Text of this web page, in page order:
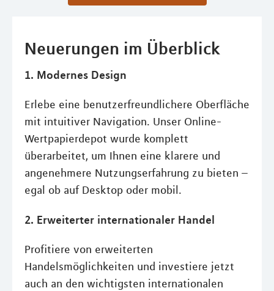
Neuerungen im Überblick
1. Modernes Design
Erlebe eine benutzerfreundlichere Oberfläche
mit intuitiver Navigation. Unser Online-
Wertpapierdepot wurde komplett
überarbeitet, um Ihnen eine klarere und
angenehmere Nutzungserfahrung zu bieten –
egal ob auf Desktop oder mobil.
2. Erweiterter internationaler Handel
Profitiere von erweiterten
Handelsmöglichkeiten und investiere jetzt
auch an den wichtigsten internationalen